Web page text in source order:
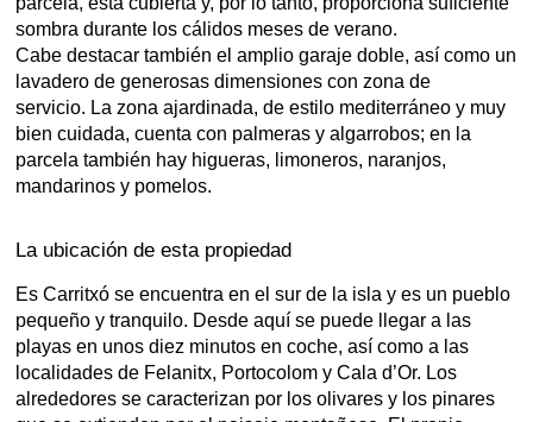
sombra durante los cálidos meses de verano.
Cabe destacar también el amplio garaje doble, así como un
lavadero de generosas dimensiones con zona de
servicio. La zona ajardinada, de estilo mediterráneo y muy
bien cuidada, cuenta con palmeras y algarrobos; en la
parcela también hay higueras, limoneros, naranjos,
mandarinos y pomelos.
La ubicación de esta propiedad
Es Carritxó se encuentra en el sur de la isla y es un pueblo
pequeño y tranquilo. Desde aquí se puede llegar a las
playas en unos diez minutos en coche, así como a las
localidades de Felanitx, Portocolom y Cala d’Or. Los
alrededores se caracterizan por los olivares y los pinares